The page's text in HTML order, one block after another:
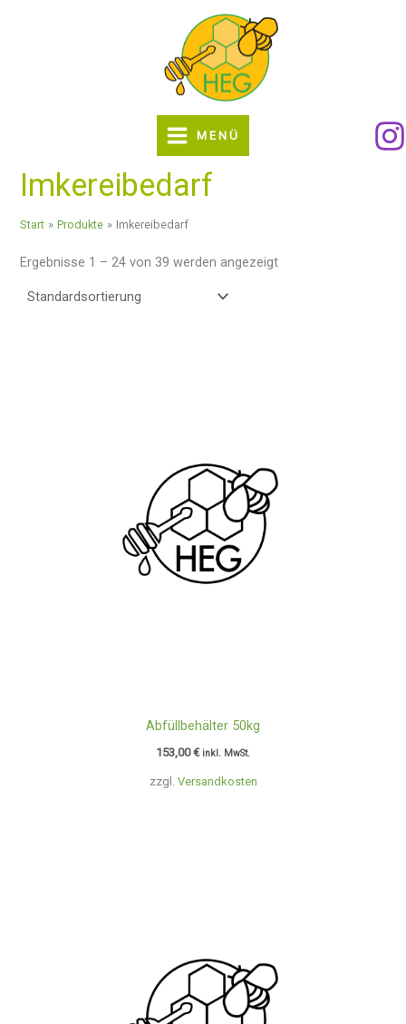
MENÜ
Imkereibedarf
Start Produkte Imkereibedarf
Ergebnisse 1 – 24 von 39 werden angezeigt
zzgl. Versandkosten
Abfüllbehälter 50kg
153,00€ inkl. MwSt.